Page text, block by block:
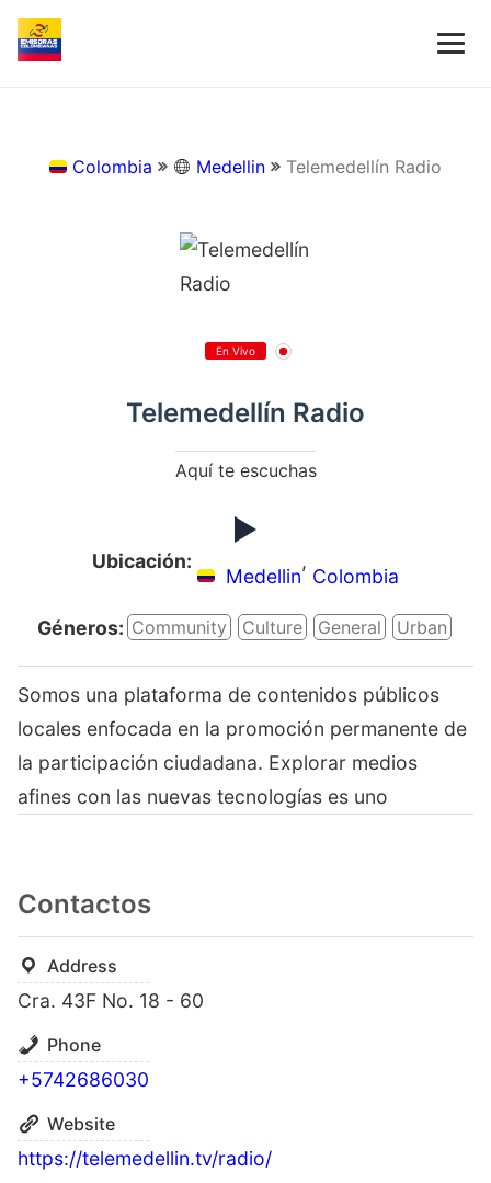
Colombia Medellin Telemedellín Radio
En Vivo
Telemedellín Radio
Aquí te escuchas
Ubicación:
Medellin
,
Colombia
Géneros: Community Culture General Urban
Somos una plataforma de contenidos públicos
locales enfocada en la promoción permanente de
la participación ciudadana. Explorar medios
afines con las nuevas tecnologías es uno
Contactos
Address
Cra. 43F No. 18 - 60
Phone
+5742686030
Website
https://telemedellin.tv/radio/